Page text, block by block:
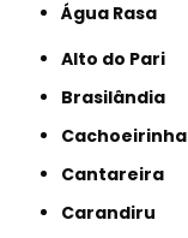
Água Rasa
Alto do Pari
Brasilândia
Cachoeirinha
Cantareira
Carandiru